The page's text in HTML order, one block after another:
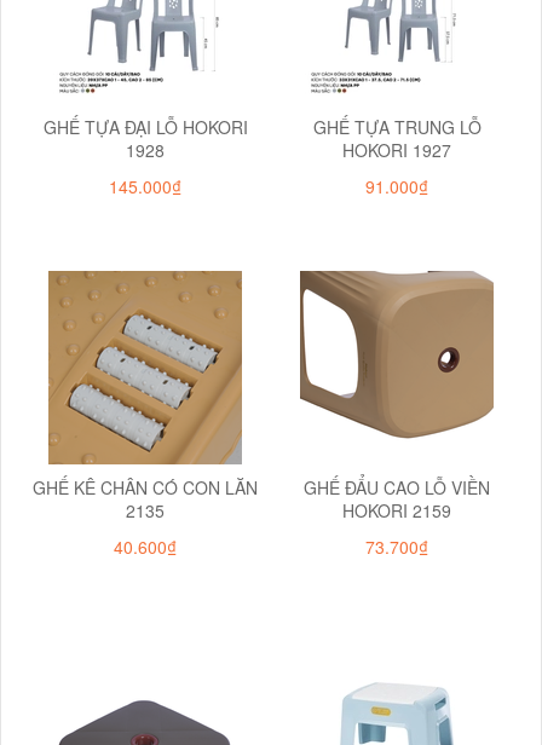
GHẾ TỰA ĐẠI LỖ HOKORI
1928
145.000₫
GHẾ TỰA TRUNG LỖ
HOKORI 1927
91.000₫
GHẾ KÊ CHÂN CÓ CON LĂN
2135
40.600₫
GHẾ ĐẨU CAO LỖ VIỀN
HOKORI 2159
73.700₫